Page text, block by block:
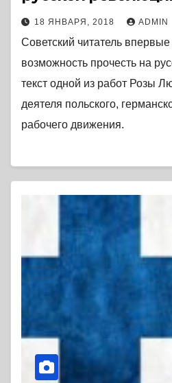
18 ЯНВАРЯ, 2018 ADMIN
Советский читатель впервые
возможность прочесть на
текст одной из работ Розы
деятеля польского,
рабочего движения.